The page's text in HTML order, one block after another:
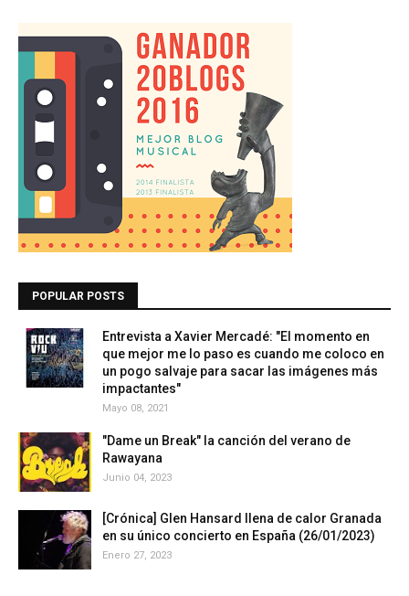
POPULAR POSTS
Entrevista a Xavier Mercadé: "El momento en
que mejor me lo paso es cuando me coloco en
un pogo salvaje para sacar las imágenes más
impactantes"
Mayo 08, 2021
"Dame un Break" la canción del verano de
Rawayana
Junio 04, 2023
[Crónica] Glen Hansard llena de calor Granada
en su único concierto en España (26/01/2023)
Enero 27, 2023